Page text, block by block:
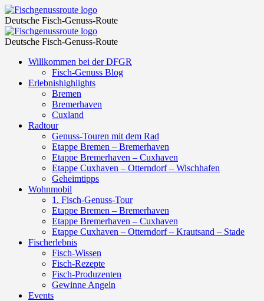
Fischrondell
–
Fischgenussroute
Fischgenussroute
Deutsche Fisch-Genuss-Route
Fischrondell
–
Fischgenussroute
Fischgenussroute
Deutsche Fisch-Genuss-Route
Skip
content
Willkommen bei der DFGR
Fisch-Genuss Blog
Erlebnishighlights
Bremen
Bremerhaven
Cuxland
Radtour
Genuss-Touren mit dem Rad
Etappe Bremen – Bremerhaven
Etappe Bremerhaven – Cuxhaven
Etappe Cuxhaven – Otterndorf – Wischhafen
Geheimtipps
Wohnmobil
1. Fisch-Genuss-Tour
Etappe Bremen – Bremerhaven
Etappe Bremerhaven – Cuxhaven
Etappe Cuxhaven – Otterndorf – Krautsand – Stade
Fischerlebnis
Fisch-Wissen
Fisch-Rezepte
Fisch-Produzenten
Gewinne Angeln
Events